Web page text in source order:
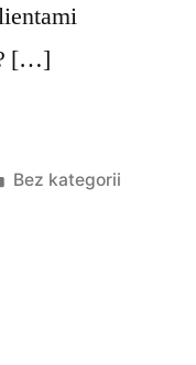
[…]
Posted
Bez kategorii